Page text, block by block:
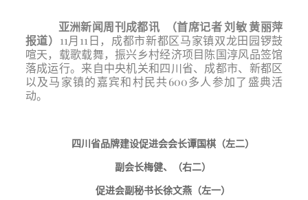
亚洲新闻周刊成都讯 （首席记者刘敏黄丽萍
报道） 11月11日，成都市新都区马家镇双龙田园锣鼓
喧天，载歌载舞，振兴乡村经济项目陈国淳风品签馆
落成运行。来自中央机关和四川省、成都市、新都区
以及马家镇的嘉宾和村民共600多人参加了盛典活
动。
四川省品牌建设促进会会长谭国棋（左二）
副会长梅健、（右二）
促进会副秘书长徐文燕（左一）